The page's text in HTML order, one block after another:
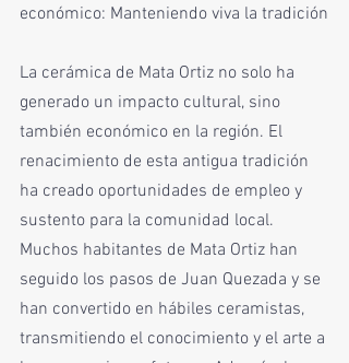
económico: Manteniendo viva la tradición
La cerámica de Mata Ortiz no solo ha
generado un impacto cultural, sino
también económico en la región. El
renacimiento de esta antigua tradición
ha creado oportunidades de empleo y
sustento para la comunidad local.
Muchos habitantes de Mata Ortiz han
seguido los pasos de Juan Quezada y se
han convertido en hábiles ceramistas,
transmitiendo el conocimiento y el arte a